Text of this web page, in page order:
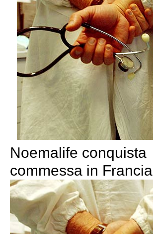
Noemalife conquista
commessa in Francia